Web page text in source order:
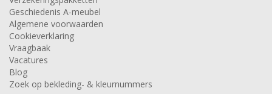
Geschiedenis A-meubel
Algemene voorwaarden
Cookieverklaring
Vraagbaak
Vacatures
Blog
Zoek op bekleding- & kleurnummers